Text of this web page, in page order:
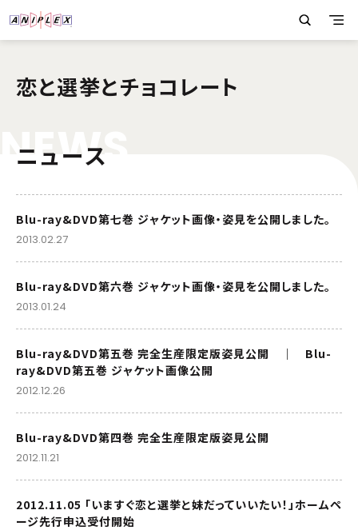
恋と選挙とチョコレート
NEWS
ニュース
Blu-ray&DVD第七巻 ジャケット画像・姿見を公開しました。
2013.02.27
Blu-ray&DVD第六巻 ジャケット画像・姿見を公開しました。
2013.01.24
Blu-ray&DVD第五巻 完全生産限定版姿見公開 ｜ Blu-
ray&DVD第五巻 ジャケット画像公開
2012.12.26
Blu-ray&DVD第四巻 完全生産限定版姿見公開
2012.11.21
2012.11.05 「いますぐ恋と選挙と妹だっていいたい！」ホームペ
ージ先行申込受付開始